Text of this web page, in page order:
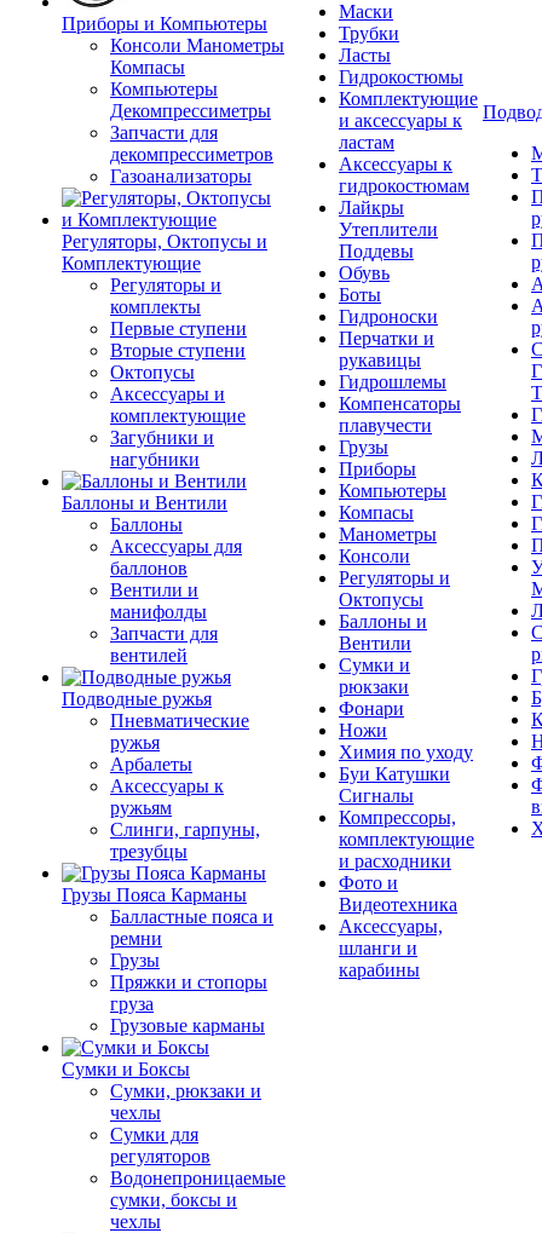
Приборы и Компьютеры
Консоли Манометры
Компасы
Компьютеры
Декомпрессиметры
Запчасти для
декомпрессиметров
Газоанализаторы
Регуляторы, Октопусы и
Комплектующие
Регуляторы и
комплекты
Первые ступени
Вторые ступени
Октопусы
Аксессуары и
комплектующие
Загубники и
нагубники
Баллоны и Вентили
Баллоны
Аксессуары для
баллонов
Вентили и
манифолды
Запчасти для
вентилей
Подводные ружья
Пневматические
ружья
Арбалеты
Аксессуары к
ружьям
Слинги, гарпуны,
трезубцы
Грузы Пояса Карманы
Балластные пояса и
ремни
Грузы
Пряжки и стопоры
груза
Грузовые карманы
Сумки и Боксы
Сумки, рюкзаки и
чехлы
Сумки для
регуляторов
Водонепроницаемые
сумки, боксы и
чехлы
Маски
Трубки
Ласты
Гидрокостюмы
Комплектующие
и аксессуары к
ластам
Аксессуары к
гидрокостюмам
Лайкры
Утеплители
Поддевы
Обувь
Боты
Гидроноски
Перчатки и
рукавицы
Гидрошлемы
Компенсаторы
плавучести
Грузы
Приборы
Компьютеры
Компасы
Манометры
Консоли
Регуляторы и
Октопусы
Баллоны и
Вентили
Сумки и
рюкзаки
Фонари
Ножи
Химия по уходу
Буи Катушки
Сигналы
Компрессоры,
комплектующие
и расходники
Фото и
Видеотехника
Аксессуары,
шланги и
карабины